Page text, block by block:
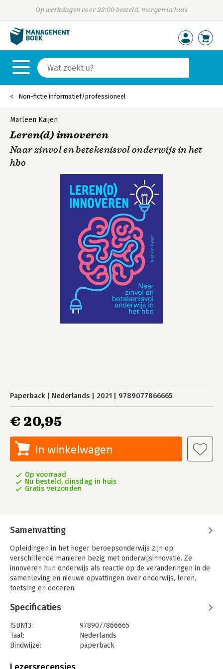
Op werkdagen voor 23:00 besteld, morgen in huis
Non-fictie informatief/professioneel
Marleen Kaijen
Leren(d) innoveren
Naar zinvol en betekenisvol onderwijs in het
hbo
Paperback Nederlands 2021 9789077866665
€ 20,95
In winkelwagen
Op voorraad
Nu besteld, dinsdag in huis
Gratis verzonden
Samenvatting
Opleidingen in het hoger beroepsonderwijs zijn op
verschillende manieren bezig met onderwijsinnovatie. Ze
innoveren hun onderwijs als reactie op de veranderingen in de
samenleving en nieuwe opvattingen over onderwijs, leren,
toetsing en doceren.
Opleidingen stellen zich daarbij doorlopend de vraag ‘wat
moeten onze studenten leren’ en ‘hoe leren onze studenten
dat?’ In leren(d) innoveren. Naar zinvol en betekenisvol
onderwijs in het hbo beschrijft de auteur opbrengsten van de
zoektocht naar anders willen is anders doen in het hoger
Hogeschool van Arnhem en Nijmegen.
Specificaties
ISBN13:
9789077866665
Taal:
Nederlands
Bindwijze:
paperback
Uitgever: